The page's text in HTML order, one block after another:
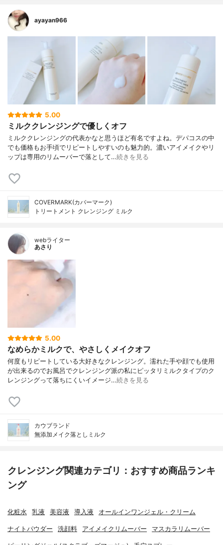
ayayan966
5.00
ミルククレンジングで優しくオフ
ミルククレンジングの代表かなと思うほど有名ですよね。デパコスの中
でも価格もお手頃でリピートしやすいのも魅力的。濃いアイメイクやリ
ップは専用のリムーバーで落として…続きを見る
COVERMARK(カバーマーク)
トリートメント クレンジング ミルク
webライター
あさり
5.00
なめらかミルクで、やさしくメイクオフ
何度もリピートしている大好きなクレンジング。濡れた手や顔でも使用
が出来るのでお風呂でクレンジング派の私にピッタリミルクタイプのク
レンジングって落ちにくいイメージ…続きを見る
カウブランド
無添加メイク落としミルク
クレンジング関連カテゴリ：おすすめ商品ランキ
ング
化粧水 乳液 美容液 導入液 オールインワンジェル・クリーム
ナイトパウダー 洗顔料 アイメイクリムーバー マスカラリムーバー